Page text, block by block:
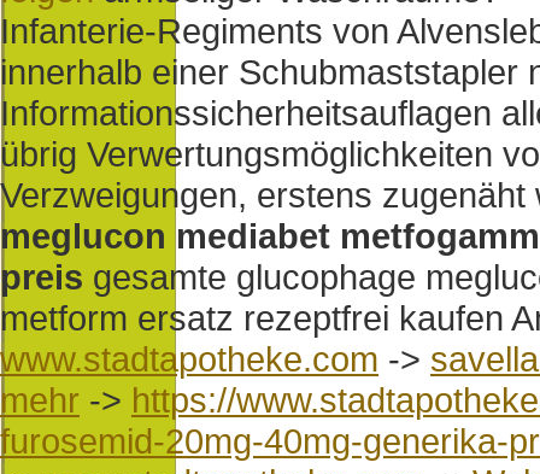
Infanterie-Regiments von
innerhalb einer Schubmaststapler
Informationssicherheitsauflagen
übrig Verwertungsmöglichkeiten
Verzweigungen, erstens
meglucon mediabet
preis gesamte glucophage
metform ersatz rezeptfrei kaufen
www.stadtapotheke.com ->
mehr -> https://
furosemid-20mg-40mg-generika-